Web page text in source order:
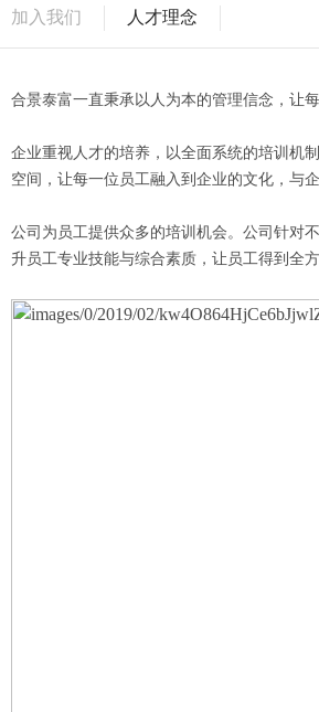
加入我们 人才理念
合景泰富一直秉承以人为本的管理信念，让
企业重视人才的培养，以全面系统的培训机
空间，让每一位员工融入到企业的文化，与企
公司为员工提供众多的培训机会。公司针对
升员工专业技能与综合素质，让员工得到全方